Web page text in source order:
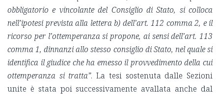
obbligatorio e vincolante del Consiglio di Stato, si colloca
nell’ipotesi prevista alla lettera b) dell’art. 112 comma 2, e il
ricorso per l’ottemperanza si propone, ai sensi dell’art. 113
comma 1, dinnanzi allo stesso consiglio di Stato, nel quale si
identifica il giudice che ha emesso il provvedimento della cui
ottemperanza si tratta”. La tesi sostenuta dalle Sezioni
unite è stata poi successivamente avallata anche dal